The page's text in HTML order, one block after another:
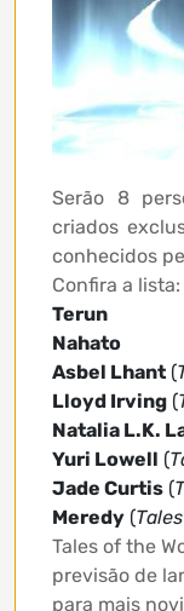
Serão 8
criados
conhecidos
Confira a lista:
Terun
Nahato
Asbel Lhant (
Lloyd Irving (
Natalia L.K.
Yuri Lowell (
Jade Curtis (
Meredy (
Tales of the
previsão de
para mais